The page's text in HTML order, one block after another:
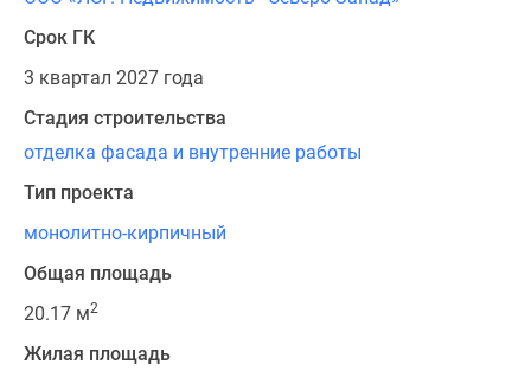
Срок ГК
3 квартал 2027 года
Стадия строительства
отделка фасада и внутренние работы
Тип проекта
монолитно-кирпичный
Общая площадь
20.17 м2
Жилая площадь